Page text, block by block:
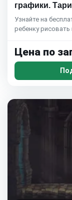
графики.
Узнайте на
ребенку рисовать
Цена по